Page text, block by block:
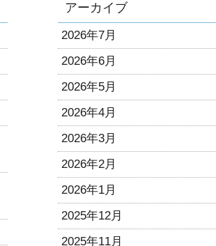
アーカイブ
2026年7月
2026年6月
2026年5月
2026年4月
2026年3月
2026年2月
2026年1月
2025年12月
2025年11月